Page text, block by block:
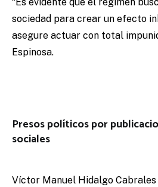
sociedad para crear un efecto
asegure actuar con total
Espinosa.
Presos políticos por
sociales
Víctor Manuel Hidalgo Cabrales